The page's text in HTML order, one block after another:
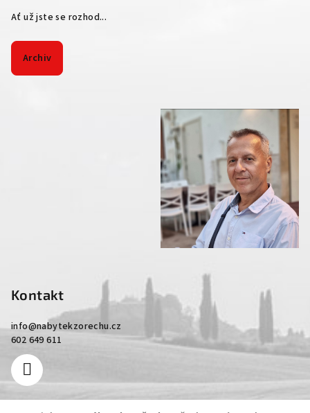
Ať už jste se rozhod...
Archiv
Kontakt
info@nabytekzorechu.cz
602 649 611